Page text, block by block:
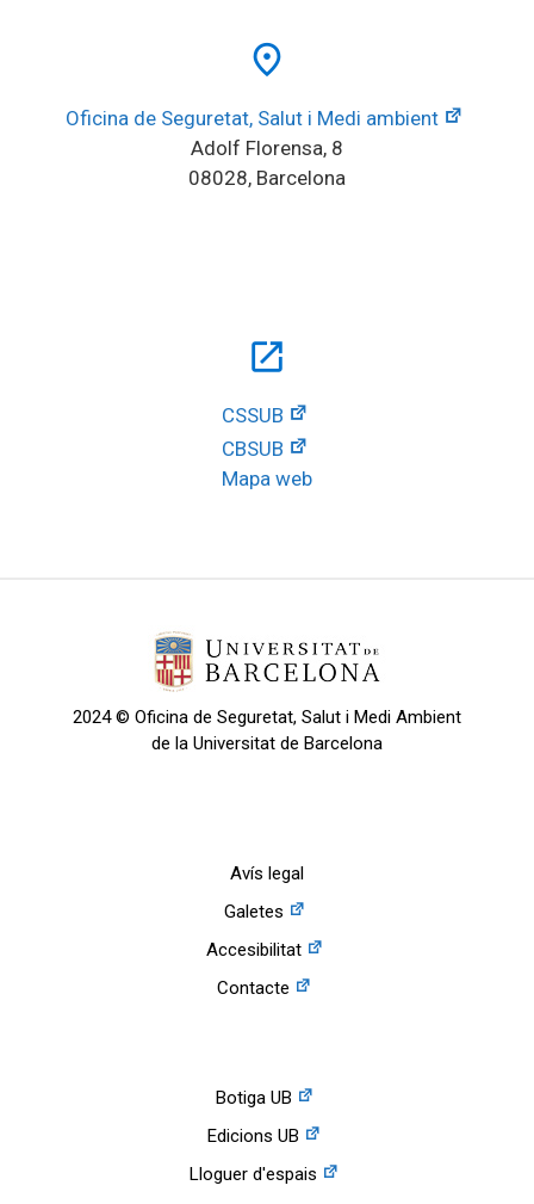
place
Oficina de Seguretat, Salut i Medi ambient
Adolf Florensa, 8
08028, Barcelona
open_in_new
CSSUB
CBSUB
Mapa web
2024 © Oficina de Seguretat, Salut i Medi Ambient
de la Universitat de Barcelona
Avís legal
Galetes
Accesibilitat
Contacte
Botiga UB
Edicions UB
Lloguer d'espais